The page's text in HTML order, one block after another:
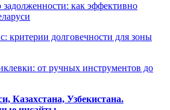
как эффективно
критерии долговечности для зоны
от ручных инструментов до
Казахстана, Узбекистана.